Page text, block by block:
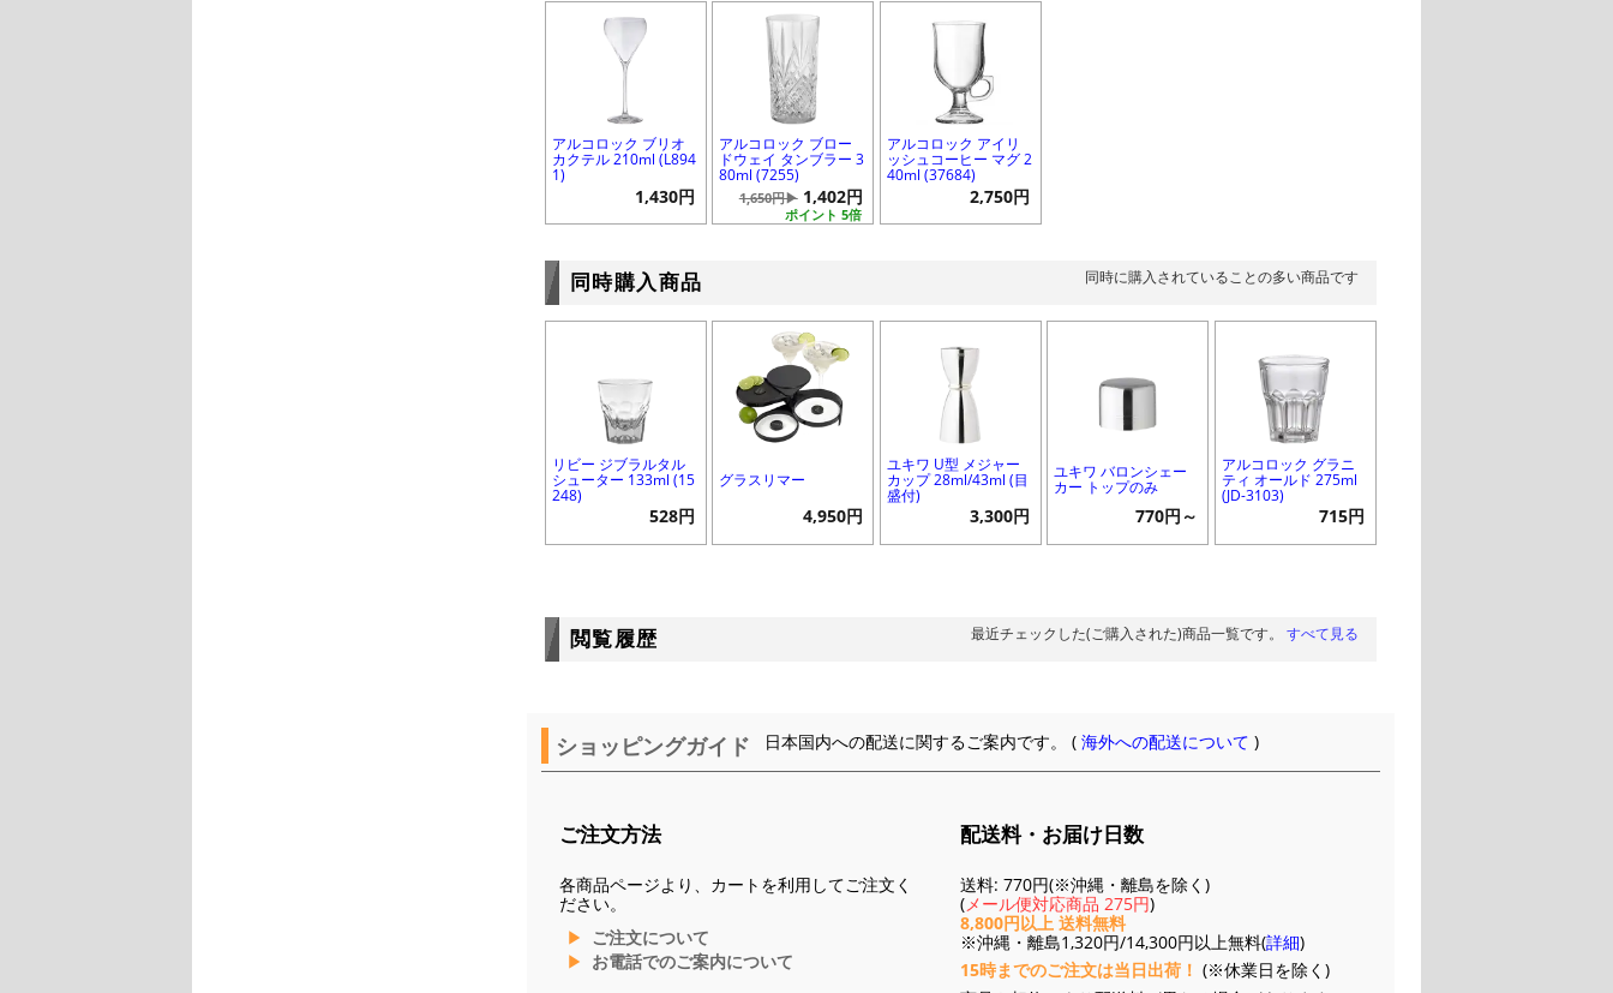
アルコロック ブリオ
カクテル 210ml (L894
1)
1,430円
アルコロック ブロー
ドウェイ タンブラー 3
80ml (7255)
ポイント 5倍
1,650円▶ 1,402円
アルコロック アイリ
ッシュコーヒー マグ 2
40ml (37684)
2,750円
同時購入商品 同時に購入されていることの多い商品です
リビー ジブラルタル
シューター 133ml (15
248)
528円
グラスリマー
4,950円
ユキワ U型 メジャー
カップ 28ml/43ml (目
盛付)
3,300円
ユキワ バロンシェー
カー トップのみ
770円～
アルコロック グラニ
ティ オールド 275ml
(JD-3103)
715円
閲覧履歴 最近チェックした(ご購入された)商品一覧です。 すべて見る
ショッピングガイド 日本国内への配送に関するご案内です。 (海外への配送について )
ご注文方法
各商品ページより、カートを利用してご注文く
ださい。
ご注文について
お電話でのご案内について
配送料・お届け日数
送料: 770円(※沖縄・離島を除く)
( メール便対応商品 275円)
8,800円以上 送料無料
※沖縄・離島1,320円/14,300円以上無料(詳細)
15時までのご注文は当日出荷！ (※休業日を除く)